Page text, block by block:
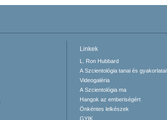
Linkek
L. Ron Hubbard
A Szcientológia tanai és gyakorlatai
Videogaléria
A Szcientológia ma
Hangok az emberiségért
Önkéntes lelkészek
GYIK